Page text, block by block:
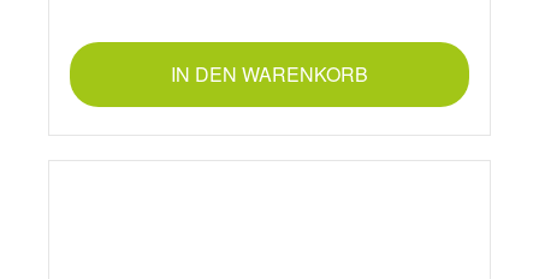
IN DEN WARENKORB